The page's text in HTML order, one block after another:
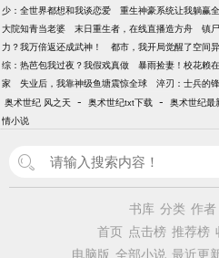
少：全世界都想和我谈恋爱
重生神豪系统让我躺赢
大院知青当老婆
末日重生者，在线直播造方舟 镇
力？我万倍返还成武神！
都市，我开局觉醒了空间
综：热芭包我过夜？我假戏真做
暴雨捡妻！校花赖
家
失业后，我靠神级鱼塘震惊全球
淬刃：士兵的
奥术世纪 风之天 - 奥术世纪txt下载 - 奥术世纪最
情小说
书库 分类 作者
首页 点击榜 推荐榜
电脑版 全部小说 最近更